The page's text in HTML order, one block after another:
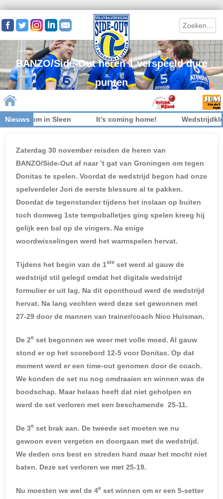
Search
BANZO/Side-Out heren 1 verspeeld dure
punten
Nieuws
welkom in Sleen It’s coming home!
Zaterdag 30 november reisden de heren van
BANZO/Side-Out af naar ’t gat van Groningen om tegen
Donitas te spelen. Voordat de wedstrijd begon had onze
spelverdeler Jori de eerste blessure al te pakken.
Doordat de tegenstander tijdens het inslaan op buiten
toch domweg 1ste tempoballetjes ging spelen kreeg hij
gelijk een bal op de vingers. Na enige
woordwisselingen werd het warmspelen hervat.
Tijdens het begin van de 1ste set werd al gauw de
wedstrijd stil gelegd omdat het digitale wedstrijd
formulier er uit lag. Na dit oponthoud werd de wedstrijd
hervat. Na lang vechten werd deze set gewonnen met
27-29 door de mannen van trainer/coach Nico Huisman.
De 2e set begonnen we weer met volle moed. Al gauw
stond er op het scorebord 12-5 voor Donitas. Op dat
moment werd er een time-out genomen door de coach.
We konden de set nu nog omdraaien en winnen was de
boodschap. Maar helaas heeft dat niet geholpen en
werd de set verloren met een beschamende 25-11.
De 3e set brak aan. De tweede set moeten we nu
gewoon even vergeten en doorgaan met de wedstrijd.
We deden ons best en streden hard maar het mocht niet
baten. Deze set verloren we met 25-19.
Nu moesten we wel de 4e set winnen om er een 5-setter